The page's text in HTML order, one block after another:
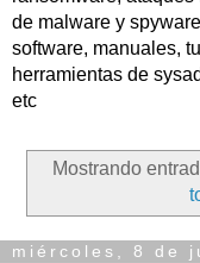
de malware y
software, manuales,
herramientas de
etc
Mostrando
miércoles, 8 de